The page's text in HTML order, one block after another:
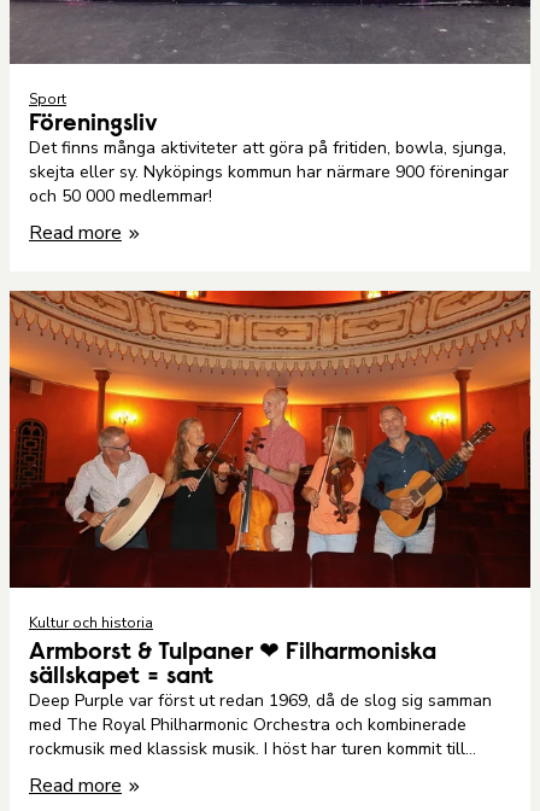
Sport
Föreningsliv
Det finns många aktiviteter att göra på fritiden, bowla, sjunga,
skejta eller sy. Nyköpings kommun har närmare 900 föreningar
och 50 000 medlemmar!
Read more
Kultur och historia
Armborst & Tulpaner ❤ Filharmoniska
sällskapet = sant
Deep Purple var först ut redan 1969, då de slog sig samman
med The Royal Philharmonic Orchestra och kombinerade
rockmusik med klassisk musik. I höst har turen kommit till
Nyköping för en krock mellan två olika genrer - en kantig och
oborstad och en elegant och finstämd.
Read more